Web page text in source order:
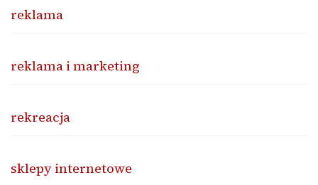
reklama
reklama i marketing
rekreacja
sklepy internetowe